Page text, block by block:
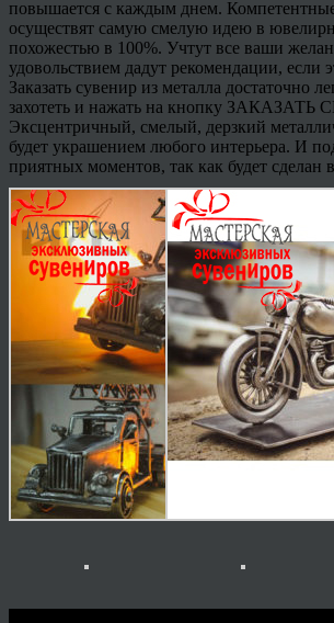
повышается с каждым днем.
осуществят самую смелую идею в
похожестью в 100%. Учтут все ваши
удовольствием дадут рекомендации, если
Заказать сувенир из металла достаточно
захотеть и нажать на кнопку ЗАКАЗАТЬ
Эксцентричный, смелый, дерзкий
будет украшением любого интерьера. И
приятных моментов, так как будет сделан